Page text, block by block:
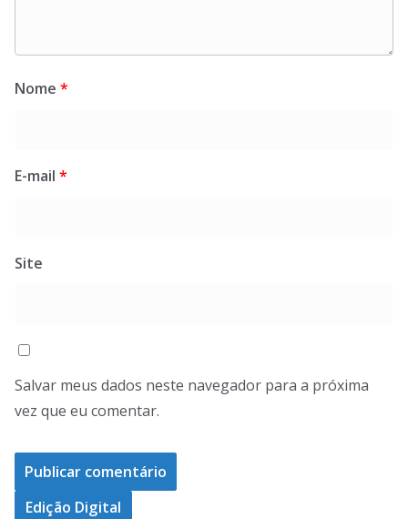
Nome *
E-mail *
Site
Salvar meus dados neste navegador para a próxima
vez que eu comentar.
Edição Digital